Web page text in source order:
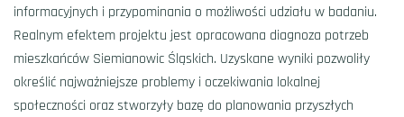
informacyjnych i przypominania o możliwości udziału w badaniu.
Realnym efektem projektu jest opracowana diagnoza potrzeb
mieszkańców Siemianowic Śląskich. Uzyskane wyniki pozwoliły
określić najważniejsze problemy i oczekiwania lokalnej
społeczności oraz stworzyły bazę do planowania przyszłych